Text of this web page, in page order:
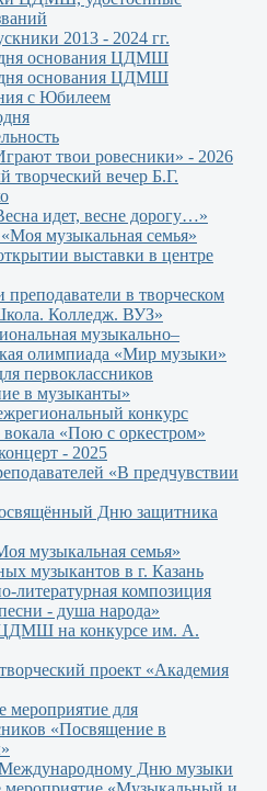
2013 - 2024 гг.
дня основания ЦДМШ
дня основания ЦДМШ
с Юбилеем
твои ровесники» - 2026
вечер Б.Г.
идет, весне дорогу…»
музыкальная семья»
выставки в центре
в творческом
Колледж. ВУЗ»
музыкально–
олимпиада «Мир музыки»
первоклассников
в музыканты»
конкурс
вокала «Пою с оркестром»
- 2025
«В предчувствии
Дню защитника
музыкальная семья»
музыкантов в г. Казань
литературная композиция
- душа народа»
на конкурсе им. А.
проект «Академия
мероприятие для
«Посвящение в
Дню музыки